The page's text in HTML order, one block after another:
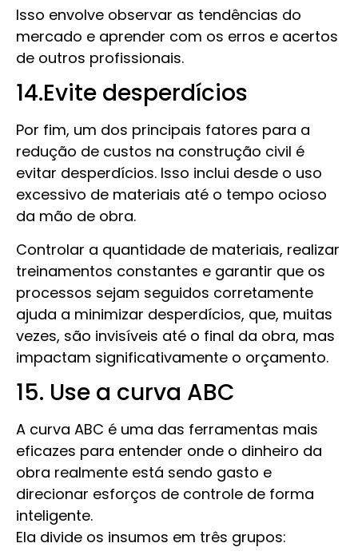
Isso envolve observar as tendências do
mercado e aprender com os erros e acertos
de outros profissionais.
14.Evite desperdícios
Por fim, um dos principais fatores para a
redução de custos na construção civil é
evitar desperdícios. Isso inclui desde o uso
excessivo de materiais até o tempo ocioso
da mão de obra.
Controlar a quantidade de materiais, realizar
treinamentos constantes e garantir que os
processos sejam seguidos corretamente
ajuda a minimizar desperdícios, que, muitas
vezes, são invisíveis até o final da obra, mas
impactam significativamente o orçamento.
15. Use a curva ABC
A curva ABC é uma das ferramentas mais
eficazes para entender onde o dinheiro da
obra realmente está sendo gasto e
direcionar esforços de controle de forma
inteligente.
Ela divide os insumos em três grupos: